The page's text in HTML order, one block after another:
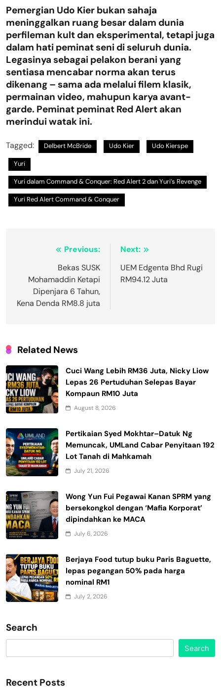
Pemergian Udo Kier bukan sahaja
meninggalkan ruang besar dalam dunia
perfileman kult dan eksperimental, tetapi juga
dalam hati peminat seni di seluruh dunia.
Legasinya sebagai pelakon berani yang
sentiasa mencabar norma akan terus
dikenang – sama ada melalui filem klasik,
permainan video, mahupun karya avant-
garde. Peminat peminat Red Alert akan
merindui watak ini.
Tagged: Delbert McBride Udo Kier Udo Kierspe
Yuri
Yuri dalam Command & Conquer: Red Alert 2 dan Yuri’s Revenge
Yuri Red Alert Command & Conquer
navigation
Previous:
Bekas SUSK
Mohamaddin Ketapi
Dipenjara 6 Tahun,
Kena Denda RM8.8 juta
Next:
UEM Edgenta Bhd Rugi
RM94.12 Juta
Related News
Cuci Wang Lebih RM36 Juta, Nicky Liow
Lepas 26 Pertuduhan Selepas Bayar
Kompaun RM10 Juta
August 8, 2026
Pertikaian Syed Mokhtar–Datuk Ng
Memuncak, UMLand Cabar Penyitaan 192
Lot Tanah di Mahkamah
July 21, 2026
Wong Yun Fui Pegawai Kanan SPRM yang
bersekongkol dengan ‘Mafia Korporat’
dipindahkan ke MACA
July 6, 2026
Berjaya Food tutup buku Paris Baguette,
lepas pegangan 50% pada harga
nominal RM1
July 2, 2026
Search
Search
Recent Posts